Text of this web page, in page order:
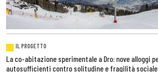
IL PROGETTO
La co-abitazione sperimentale a Dro: nove alloggi
autosufficienti contro solitudine e fragilità sociale